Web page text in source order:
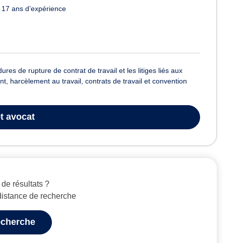
17 ans d’expérience
de rupture de contrat de travail et les litiges liés aux
harcèlement au travail, contrats de travail et convention
avocat
résultats ?
de recherche